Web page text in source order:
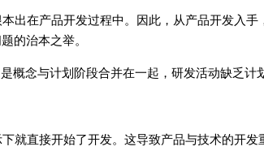
出在产品开发过程中。因此，从产品开发入手
的治本之举。
概念与计划阶段合并在一起，研发活动缺乏计
就直接开始了开发。这导致产品与技术的开发